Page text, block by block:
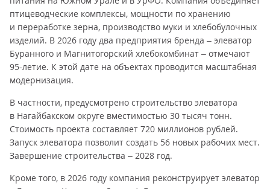
птицеводческие комплексы, мощности по хранению
и переработке зерна, производство муки и хлебобулочных
изделий. В 2026 году два предприятия бренда – элеватор
Буранного и Магнитогорский хлебокомбинат – отмечают
95-летие. К этой дате на объектах проводится масштабная
модернизация.
В частности, предусмотрено строительство элеватора
в Нагайбакском округе вместимостью 30 тысяч тонн.
Стоимость проекта составляет 720 миллионов рублей.
Запуск элеватора позволит создать 56 новых рабочих мест.
Завершение строительства – 2028 год.
Кроме того, в 2026 году компания реконструирует элеватор